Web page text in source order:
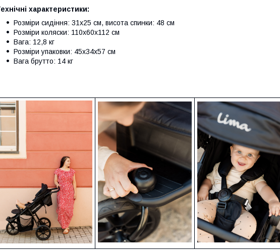
характеристики:
Розміри сидіння: 31x25 см, висота спинки: 48 см
Розміри коляски: 110x60x112 см
Вага: 12,8 кг
Розміри упаковки: 45x34x57 см
Вага брутто: 14 кг